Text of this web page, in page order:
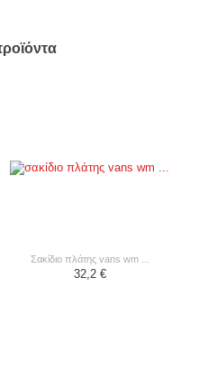
σακίδιο πλάτης vans wm ...
32,2 €